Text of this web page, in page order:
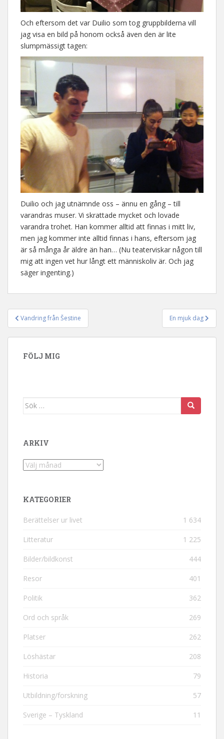
Och eftersom det var Duilio som tog gruppbilderna vill
jag visa en bild på honom också även den är lite
slumpmässigt tagen:
Duilio och jag utnämnde oss – ännu en gång – till
varandras muser. Vi skrattade mycket och lovade
varandra trohet. Han kommer alltid att finnas i mitt liv,
men jag kommer inte alltid finnas i hans, eftersom jag
är så många år äldre än han… (Nu teaterviskar någon till
mig att ingen vet hur långt ett människoliv är. Och jag
säger ingenting.)
Inläggsnavigering
Vandring från Šestine En mjuk dag
FÖLJ MIG
Sök efter:
ARKIV
Arkiv
KATEGORIER
Berättelser ur livet 1 634
Litteratur 1 225
Bilder/bildkonst 444
Resor 401
Politik 362
Ord och språk 269
Platser 262
Löshästar 208
Historia 79
Utbildning/forskning 57
Sverige – Tyskland 11